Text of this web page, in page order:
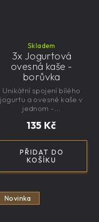
Skladem
3x Jogurtová
ovesná kaše -
borůvka
135 Kč
PŘIDAT DO
KOŠÍKU
Unikátní spojení bílého
jogurtu a ovesné kaše v
jednom -...
Novinka